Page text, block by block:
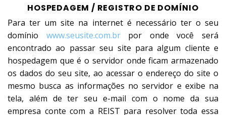
HOSPEDAGEM / REGISTRO DE DOMÍNIO
Para ter um site na internet é necessário ter o seu
domínio www.seusite.com.brpor onde você será
encontrado ao passar seu site para algum cliente e
hospedagem que é o servidor onde ficam armazenado
os dados do seu site, ao acessar o endereço do site o
mesmo busca as informações no servidor e exibe na
tela, além de ter seu e-mail com o nome da sua
empresa conte com a REIST para resolver toda essa